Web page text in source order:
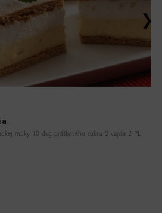
múky 10 dkg práškového cukru 2 vajcia 2 PL